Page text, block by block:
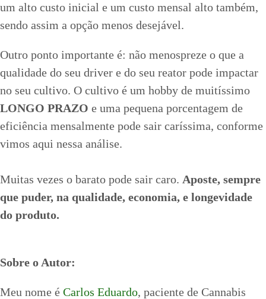
um alto custo inicial e um custo mensal alto também,
sendo assim a opção menos desejável.
Outro ponto importante é: não menospreze o que a
qualidade do seu driver e do seu reator pode impactar
no seu cultivo. O cultivo é um hobby de muitíssimo
LONGO PRAZO e uma pequena porcentagem de
eficiência mensalmente pode sair caríssima, conforme
vimos aqui nessa análise.
Muitas vezes o barato pode sair caro. Aposte, sempre
que puder, na qualidade, economia, e longevidade
do produto.
Sobre o Autor:
Meu nome é Carlos Eduardo, paciente de Cannabis